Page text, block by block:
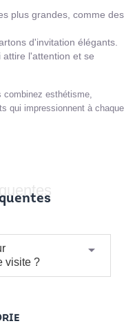
plus grandes, comme des
d'invitation élégants.
l'attention et se
combinez esthétisme,
qui impressionnent à chaque
visite ?
arrow_drop_down